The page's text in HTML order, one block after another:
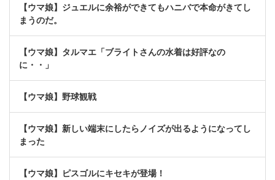
【ウマ娘】ジュエルに余裕ができてもハニバで本命がきてし
まうのだ。
【ウマ娘】タルマエ「ブライトさんの水着は好評なの
に・・」
【ウマ娘】野球観戦
【ウマ娘】新しい端末にしたらノイズが出るようになってし
まった
【ウマ娘】ピスゴルにキセキが登場！